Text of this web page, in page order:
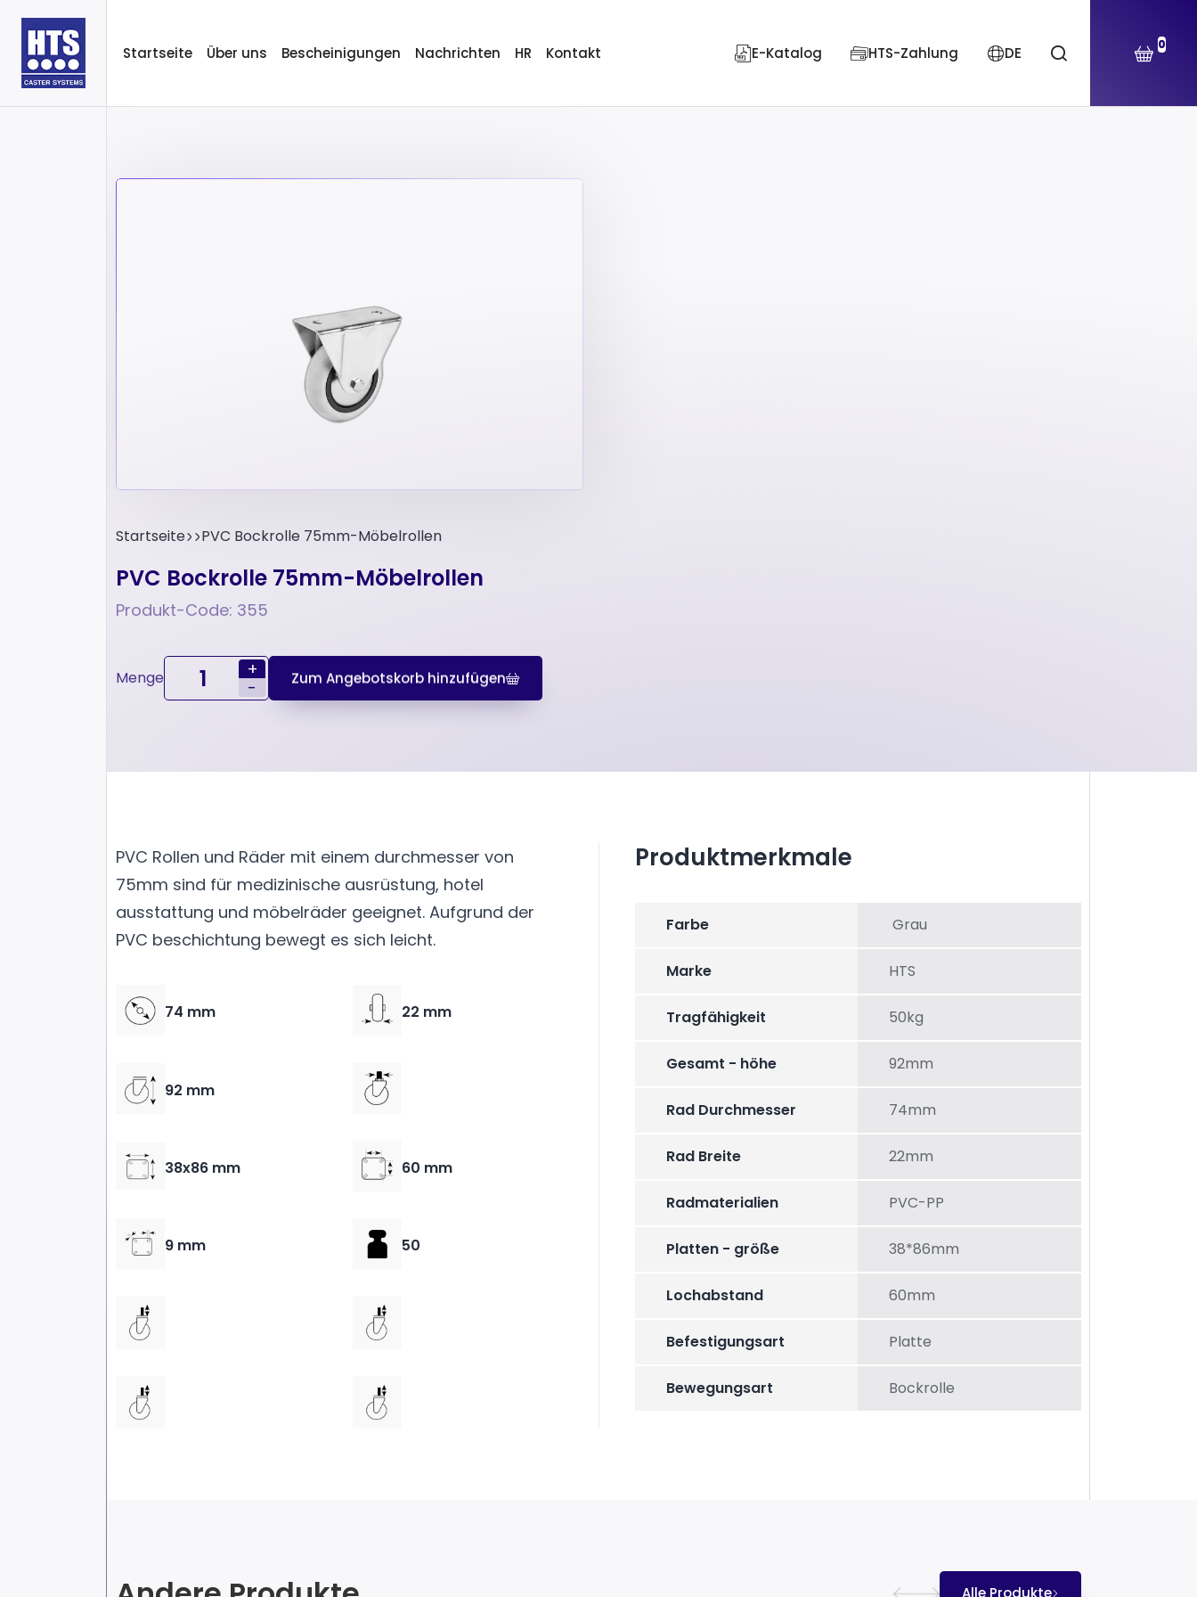
Startseite Über uns Bescheinigungen Nachrichten HR Kontakt E-Katalog HTS-Zahlung DE 0
Startseite PVC Bockrolle 75mm-Möbelrollen
PVC Bockrolle 75mm-Möbelrollen
Produkt-Code: 355
Menge
+
-
Zum Angebotskorb hinzufügen
PVC Rollen und Räder mit einem durchmesser von
75mm sind für medizinische ausrüstung, hotel
ausstattung und möbelräder geeignet. Aufgrund der
PVC beschichtung bewegt es sich leicht.
74 mm 22 mm
92 mm
38x86 mm 60 mm
9 mm 50
Produktmerkmale
Farbe Grau
Marke HTS
Tragfähigkeit 50kg
Gesamt - höhe 92mm
Rad Durchmesser 74mm
Rad Breite 22mm
Radmaterialien PVC-PP
Platten - größe 38*86mm
Lochabstand 60mm
Befestigungsart Platte
Bewegungsart Bockrolle